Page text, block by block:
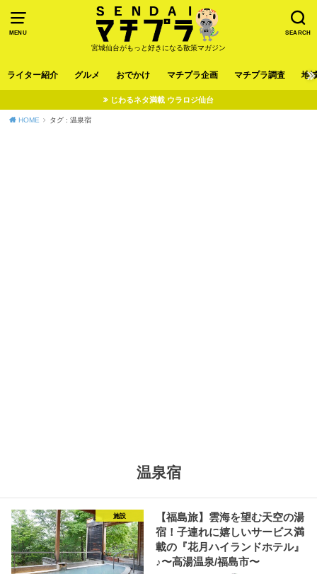
MENU SEARCH
宮城仙台がもっと好きになる散策マガジン
ライター紹介 グルメ おでかけ マチプラ企画 マチプラ調査 地
じわるネタ満載 ウラロジ仙台
HOME タグ : 温泉宿
温泉宿
施設
【福島旅】雲海を望む天空の湯
宿！子連れに嬉しいサービス満
載の『花月ハイランドホテル』
♪〜高湯温泉/福島市〜